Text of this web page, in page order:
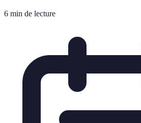
6 min de lecture